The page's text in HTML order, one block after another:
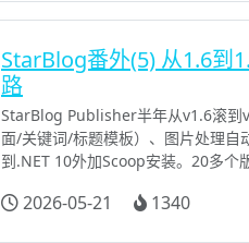
StarBlog番外(5) 从1.6到
路
StarBlog Publisher半年从v1.6滚到
面/关键词/标题模板）、图片处理
到.NET 10外加Scoop安装。20多个
2026-05-21 1340